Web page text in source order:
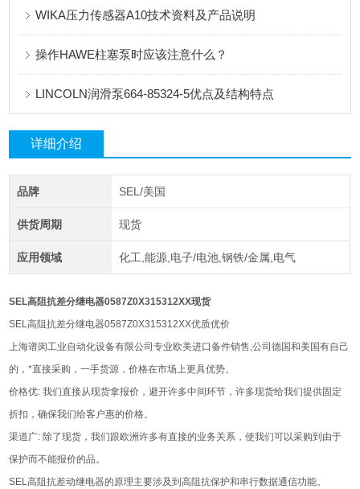
WIKA压力传感器A10技术资料及产品说明
操作HAWE柱塞泵时应该注意什么？
LINCOLN润滑泵664-85324-5优点及结构特点
详细介绍
品牌 SEL/美国
供货周期 现货
应用领域 化工,能源,电子/电池,钢铁/金属,电气
SEL高阻抗差分继电器0587Z0X315312XX现货
SEL高阻抗差分继电器0587Z0X315312XX优质优价
上海谱闵工业自动化设备有限公司专业欧美进口备件销售,公司德国和美国有自己
的，*直接采购，一手货源，价格在市场上更具优势。
价格优: 我们直接从现货拿报价，避开许多中间环节，许多现货给我们提供固定
折扣，确保我们给客户惠的价格。
渠道广: 除了现货，我们跟欧洲许多有直接的业务关系，使我们可以采购到由于
保护而不能报价的品。
SEL高阻抗差动继电器的原理主要涉及到高阻抗保护和串行数据通信功能。‌